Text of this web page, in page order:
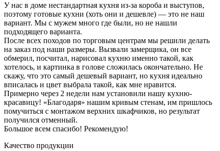
У нас в доме нестандартная кухня из-за короба и выступов,
поэтому готовые кухни (хоть они и дешевле) — это не наш
вариант. Мы с мужем много где были, но не нашли
подходящего варианта.
После всех походов по торговым центрам мы решили делать
на заказ под наши размеры. Вызвали замерщика, он все
обмерил, посчитал, нарисовал кухню именно такой, как
хотелось, и картинка в голове сложилась окончательно. Не
скажу, что это самый дешевый вариант, но кухня идеально
вписалась и цвет выбрала такой, как мне нравится.
Примерно через 2 недели нам установили нашу кухню-
красавицу! «Благодаря» нашим кривым стенам, им пришлось
помучиться с монтажом верхних шкафчиков, но результат
получился отменный.
Большое всем спасибо! Рекомендую!
Качество продукции